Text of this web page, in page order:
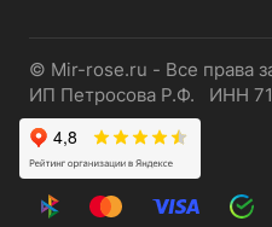
© Mir-rose.ru - Все права
ИП Петросова Р.Ф. ИНН